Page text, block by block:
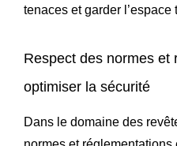
tenaces et garder l’espace
Respect des normes et
optimiser la sécurité
Dans le domaine des